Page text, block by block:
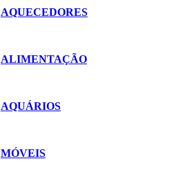
AQUECEDORES
ALIMENTAÇÃO
AQUÁRIOS
MÓVEIS